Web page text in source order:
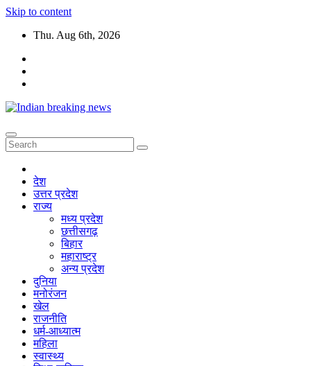
Skip to content
Thu. Aug 6th, 2026
देश
उत्तर प्रदेश
राज्य
मध्य प्रदेश
छत्तीसगढ़
बिहार
महाराष्ट्र
अन्य प्रदेश
दुनिया
मनोरंजन
खेल
राजनीति
धर्म-आध्यात्म
महिला
स्वास्थ्य